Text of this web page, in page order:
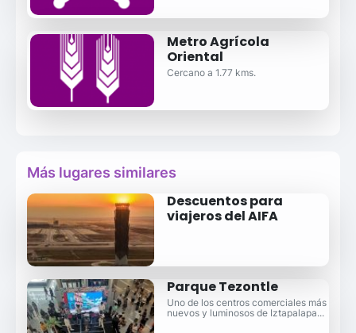
Metro Agrícola
Oriental
Cercano a 1.77 kms.
Más lugares similares
Descuentos para
viajeros del AIFA
Parque Tezontle
Uno de los centros comerciales más
nuevos y luminosos de Iztapalapa...